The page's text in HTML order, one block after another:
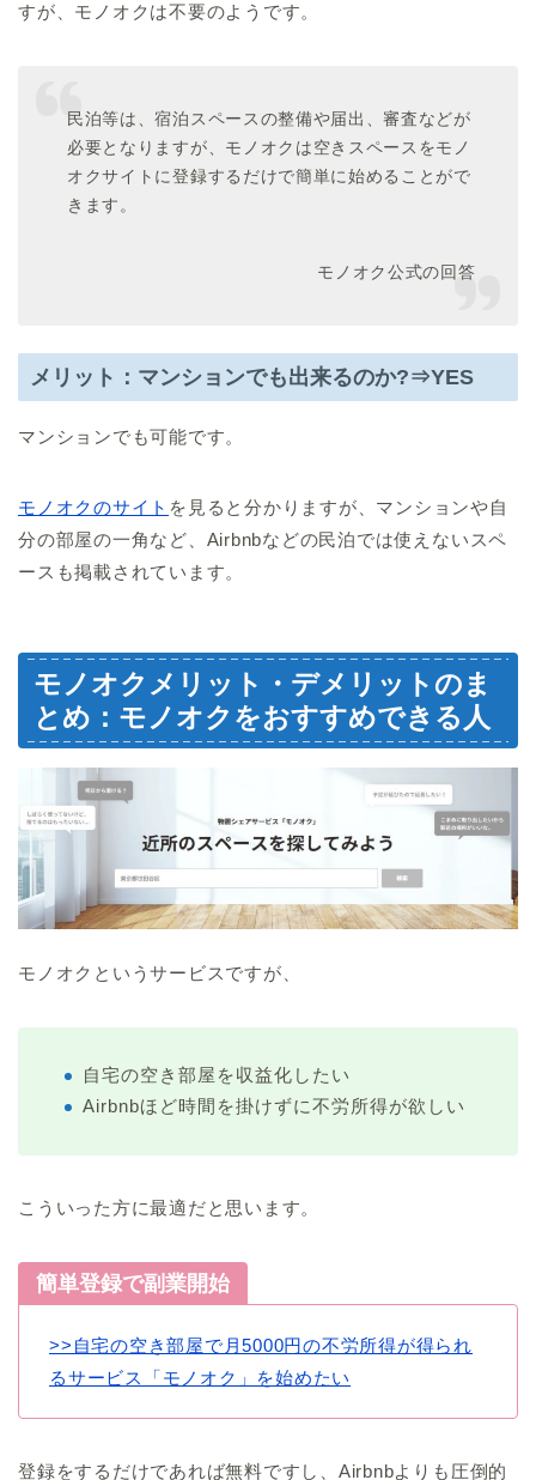
すが、モノオクは不要のようです。
民泊等は、宿泊スペースの整備や届出、審査などが
必要となりますが、 モノオクは空きスペースをモノ
オクサイトに登録するだけで簡単に始めることがで
きます。
モノオク公式の回答
メリット：マンションでも出来るのか?⇒YES
マンションでも可能です。
モノオクのサイト を見ると分かりますが、マンションや自
分の部屋の一角など、Airbnbなどの民泊では使えないスペ
ースも掲載されています。
モノオクメリット・デメリットのま
とめ：モノオクをおすすめできる人
モノオクというサービスですが、
自宅の空き部屋を収益化したい
Airbnbほど時間を掛けずに不労所得が欲しい
こういった方に最適だと思います。
簡単登録で副業開始
>>自宅の空き部屋で月5000円の不労所得が得られ
るサービス「モノオク」を始めたい
登録をするだけであれば無料ですし、Airbnbよりも圧倒的